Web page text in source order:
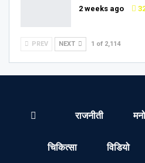
2 weeks ago
PREV NEXT 1 of 2,114
राजनीती
चिकित्सा विडियो